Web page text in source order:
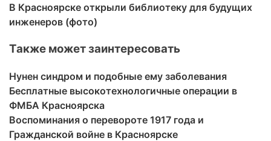
В Красноярске открыли библиотеку для будущих
инженеров (фото)
Также может заинтересовать
Нунен синдром и подобные ему заболевания
Бесплатные высокотехнологичные операции в
ФМБА Красноярска
Воспоминания о перевороте 1917 года и
Гражданской войне в Красноярске